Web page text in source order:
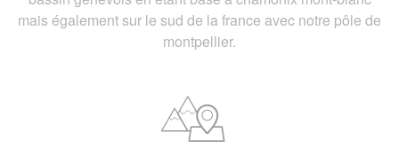
mais également sur le sud de la france avec notre pôle de
montpellier.